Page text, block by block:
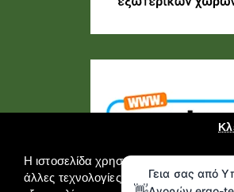
Η ιστοσελίδα χρησιμοποιεί cookies και
άλλες τεχνολογίες καταγραφής για να
Γεια σας από